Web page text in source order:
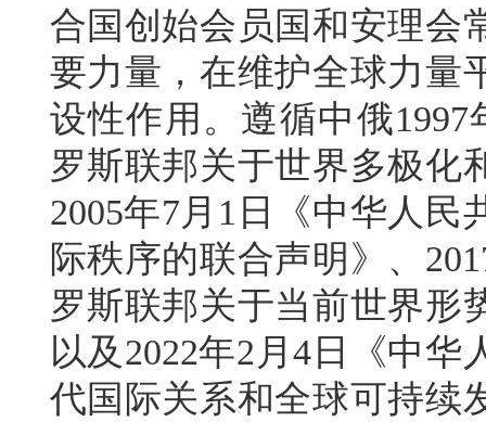
合国创始会员国和安理会
要力量，在维护全球力量
设性作用。遵循中俄
罗斯联邦关于世界多极化
2005年7月1日《中华人
际秩序的联合声明》、
罗斯联邦关于当前世界形
以及2022年2月4日《中
代国际关系和全球可持续